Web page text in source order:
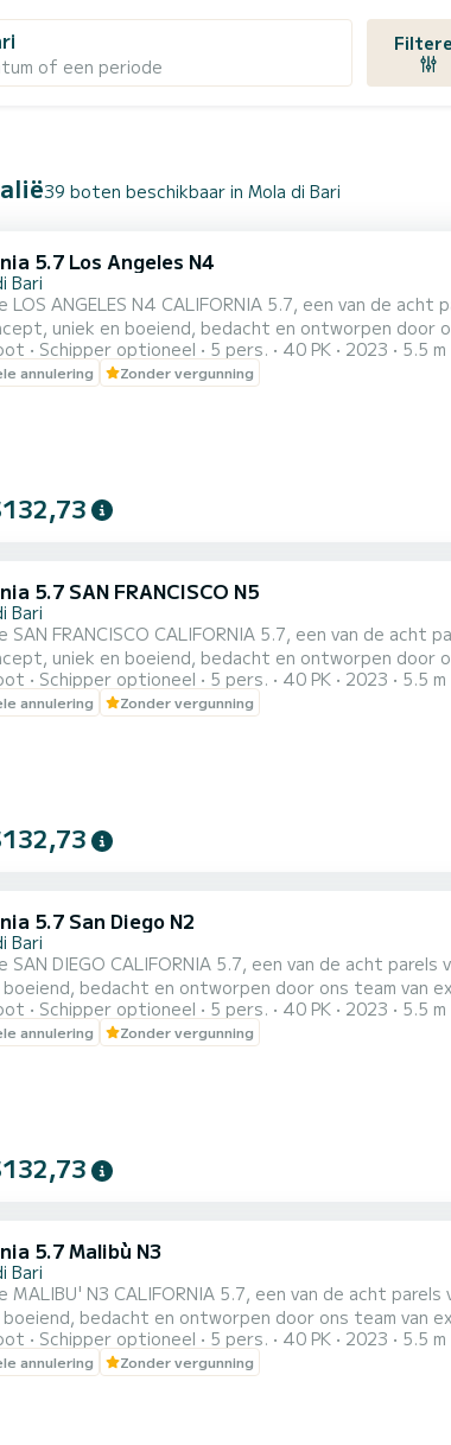
of een periode
39 boten beschikbaar in Mola di Bari
5.7 Los Angeles N4
Bari
LOS ANGELES N4 CALIFORNIA 5.7, een van de acht
uniek en boeiend, bedacht en ontworpen door
het zeilen en aan boord. Gemotoriseerd met
door zijn betrouwbaarheid, een
Schipper optioneel 5 pers. 40 PK 2023 5.5 m
annulering Zonder vergunning
5.7 SAN FRANCISCO N5
Bari
SAN FRANCISCO CALIFORNIA 5.7, een van de acht
uniek en boeiend, bedacht en ontworpen door
het zeilen en aan boord. Gemotoriseerd met de
door zijn betrouwbaarheid, een
Schipper optioneel 5 pers. 40 PK 2023 5.5 m
annulering Zonder vergunning
5.7 San Diego N2
Bari
DIEGO CALIFORNIA 5.7, een van de acht parels van de
boeiend, bedacht en ontworpen door ons team van
en aan boord. Gemotoriseerd met de nieuwe
een buitenboordmotor die hoge prestaties
Schipper optioneel 5 pers. 40 PK 2023 5.5 m
annulering Zonder vergunning
5.7 Malibù N3
Bari
N3 CALIFORNIA 5.7, een van de acht parels van de
boeiend, bedacht en ontworpen door ons team
aan boord. Gemotoriseerd met de nieuwe YAMAHA
een buitenboordmotor die hoge
Schipper optioneel 5 pers. 40 PK 2023 5.5 m
annulering Zonder vergunning